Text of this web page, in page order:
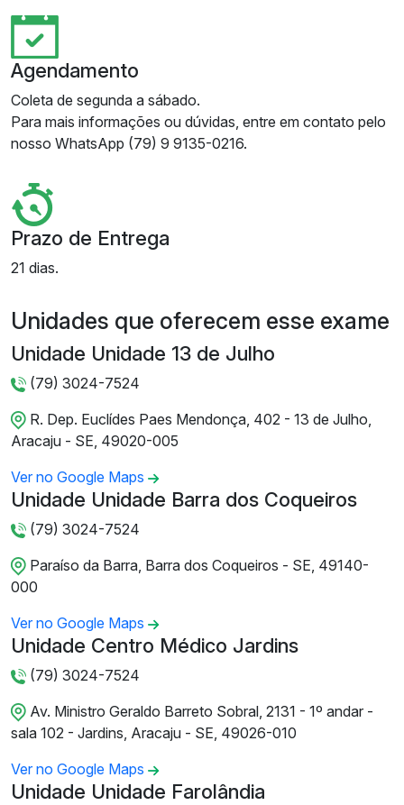
Agendamento
Coleta de segunda a sábado.
Para mais informações ou dúvidas, entre em contato pelo
nosso WhatsApp (79) 9 9135-0216.
Prazo de Entrega
21 dias.
Unidades que oferecem esse exame
Unidade Unidade 13 de Julho
(79) 3024-7524
R. Dep. Euclídes Paes Mendonça, 402 - 13 de Julho,
Aracaju - SE, 49020-005
Ver no Google Maps
Unidade Unidade Barra dos Coqueiros
(79) 3024-7524
Paraíso da Barra, Barra dos Coqueiros - SE, 49140-
000
Ver no Google Maps
Unidade Centro Médico Jardins
(79) 3024-7524
Av. Ministro Geraldo Barreto Sobral, 2131 - 1º andar -
sala 102 - Jardins, Aracaju - SE, 49026-010
Ver no Google Maps
Unidade Unidade Farolândia